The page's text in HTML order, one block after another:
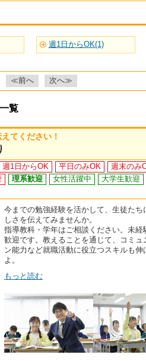
週1日からOK(1)
≪前へ 次へ≫
覧
てください！
週1日からOK 平日のみOK 週末のみ
理系歓迎 女性活躍中 大学生歓迎
今までの勉強経験を活かして、生徒たち
しさを伝えてみませんか。
指導教科・学年はご相談ください。未経
歓迎です。教えることを通じて、コミュ
ン能力など就職活動に役立つスキルも伸
よ。
もっと読む